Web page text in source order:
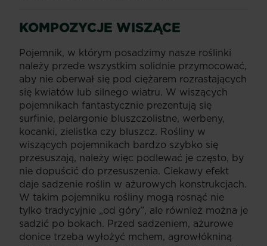
KOMPOZYCJE WISZĄCE
Pojemnik, w którym posadzimy nasze roślinki
należy przede wszystkim solidnie przymocować,
aby nie oberwał się pod ciężarem rozrastających
się kwiatów lub silnego wiatru. W wiszących
pojemnikach fantastycznie prezentują się
surfinie, pelargonie bluszczolistne, werbeny,
kocanki, zielistka czy bluszcz. Rośliny w
wiszących pojemnikach bardzo szybko się
przesuszają, należy więc podlewać je często, by
nie dopuścić do przesuszenia. Ciekawy efekt
daje sadzenie roślin w ażurowych konstrukcjach.
W takim pojemniku rośliny mogą rosnąć nie
tylko tradycyjnie „od góry”, ale również można je
sadzić po bokach. Przed sadzeniem, ażurowe
donice trzeba wyłożyć mchem, agrowłókniną